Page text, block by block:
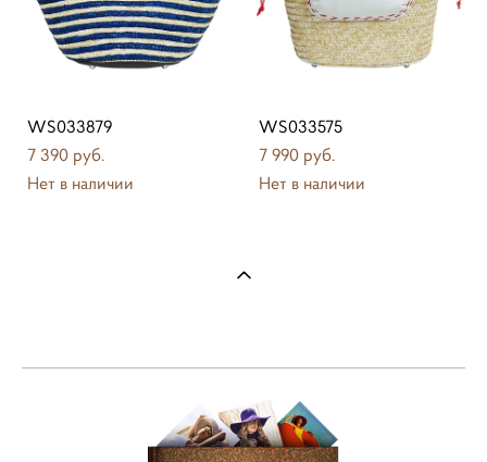
WS033879
7 390 pуб.
Нет в наличии
WS033575
7 990 pуб.
Нет в наличии